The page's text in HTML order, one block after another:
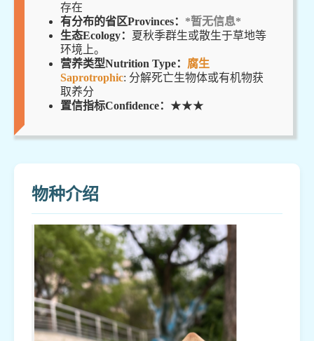
存在
有分布的省区Provinces： *暂无信息*
生态Ecology： 夏秋季群生或散生于草地等
环境上。
营养类型Nutrition Type： 腐生
Saprotrophic: 分解死亡生物体或有机物获
取养分
置信指标Confidence： ★★★
物种介绍